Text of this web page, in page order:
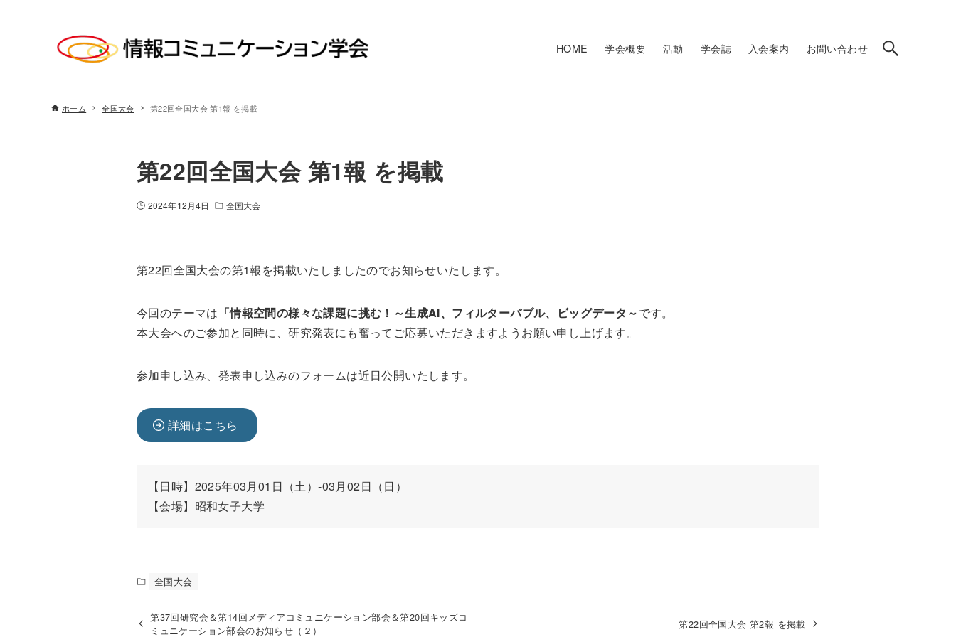
HOME 学会概要 活動 学会誌 入会案内 お問い合わせ
ホーム 全国大会 第22回全国大会 第1報 を掲載
第22回全国大会 第1報 を掲載
2024年12月4日 全国大会
第22回全国大会の第1報を掲載いたしましたのでお知らせいたします。
今回のテーマは 「情報空間の様々な課題に挑む！～生成AI、フィルターバブル、ビッグデータ～です。
本大会へのご参加と同時に、研究発表にも奮ってご応募いただきますようお願い申し上げます。
参加申し込み、発表申し込みのフォームは近日公開いたします。
詳細はこちら
【日時】2025年03月01日（土）-03月02日（日）
【会場】昭和女子大学
全国大会
第37回研究会＆第14回メディアコミュニケーション部会＆第20回キッズコ
ミュニケーション部会のお知らせ（２）
第22回全国大会 第2報 を掲載